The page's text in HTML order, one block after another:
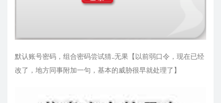
默认账号密码，组合密码尝试猜..无果【以前弱口令，现在已经
改了，地方同事附加一句，基本的威胁很早就处理了】